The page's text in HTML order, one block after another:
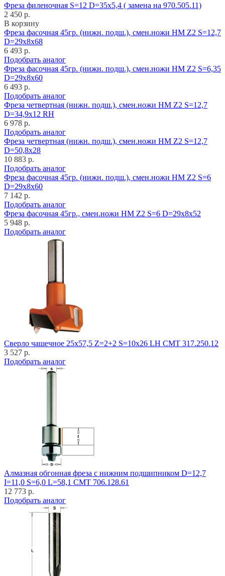
Фреза филеночная S=12 D=35x5,4 ( замена на 970.505.11)
2 450 р.
В корзину
Фреза фасочная 45гр. (нижн. подш.), смен.ножи HM Z2 S=12,7
D=29x8x68
6 493 р.
Подобрать аналог
Фреза фасочная 45гр. (нижн. подш.), смен.ножи HM Z2 S=6,35
D=29x8x60
6 493 р.
Подобрать аналог
Фреза четвертная (нижн. подш.), смен.ножи HM Z2 S=12,7
D=34,9x12 RH
6 978 р.
Подобрать аналог
Фреза четвертная (нижн. подш.), смен.ножи HM Z2 S=12,7
D=50,8x28
10 883 р.
Подобрать аналог
Фреза фасочная 45гр. (нижн. подш.), смен.ножи HM Z2 S=6
D=29x8x60
7 142 р.
Подобрать аналог
Фреза фасочная 45гр., смен.ножи HM Z2 S=6 D=29x8x52
5 948 р.
Подобрать аналог
Cверло чашечное 25x57,5 Z=2+2 S=10x26 LH CMT 317.250.12
3 527 р.
Подобрать аналог
Алмазная обгонная фреза с нижним подшипником D=12,7
I=11,0 S=6,0 L=58,1 CMT 706.128.61
12 773 р.
Подобрать аналог